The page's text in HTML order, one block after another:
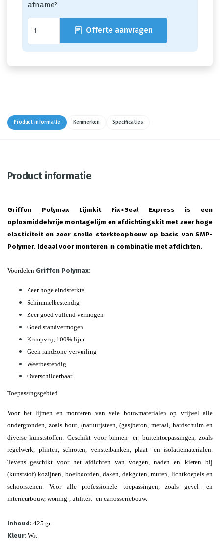
afname?
Offerte aanvragen
Product informatie Kenmerken Specificaties
Product informatie
Griffon Polymax Lijmkit Fix+Seal Express is een
oplosmiddelvrije montagelijm en afdichtingskit met zeer hoge
elasticiteit en zeer snelle sterkteopbouw op basis van SMP-
Polymer. Ideaal voor monteren in combinatie met afdichten.
Voordelen Griffon Polymax:
Zeer hoge eindsterkte
Schimmelbestendig
Zeer goed vullend vermogen
Goed standvermogen
Krimpvrij; 100% lijm
Geen randzone-vervuiling
Weerbestendig
Overschilderbaar
Toepassingsgebied
Voor het lijmen en monteren van vele bouwmaterialen op vrijwel alle
ondergronden, zoals hout, (natuur)steen, (gas)beton, metaal, hardschuim en
diverse kunststoffen. Geschikt voor binnen- en buitentoepassingen, zoals
regelwerk, plinten, schroten, vensterbanken, plaat- en isolatiematerialen.
Tevens geschikt voor het afdichten van voegen, naden en kieren bij
(kunststof) kozijnen, boeiboorden, daken, dakgoten, muren, lichtkoepels en
schoorstenen. Voor alle professionele toepassingen, zoals gevel- en
interieurbouw, woning-, utiliteit- en carrosseriebouw.
Inhoud: 425 gr.
Kleur: Wit